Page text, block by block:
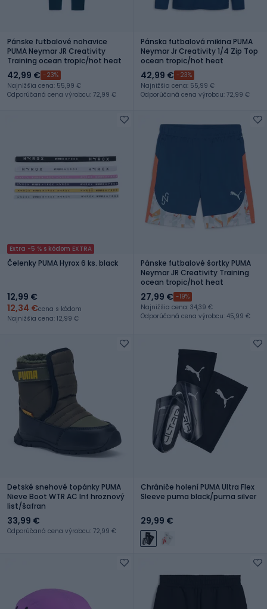
Pánske futbalové nohavice
PUMA Neymar JR Creativity
Training ocean tropic/hot heat
42,99 € -23%
Najnižšia cena: 55,99 €
Odporúčaná cena výrobcu: 72,99 €
Pánska futbalová mikina PUMA
Neymar Jr Creativity 1/4 Zip Top
ocean tropic/hot heat
42,99 € -23%
Najnižšia cena: 55,99 €
Odporúčaná cena výrobcu: 72,99 €
Extra -5 % s kódom EXTRA
Čelenky PUMA Hyrox 6 ks. black
12,99 €
12,34 €cena s kódom
Najnižšia cena: 12,99 €
Pánske futbalové šortky PUMA
Neymar JR Creativity Training
ocean tropic/hot heat
27,99 € -19%
Najnižšia cena: 34,39 €
Odporúčaná cena výrobcu: 45,99 €
Detské snehové topánky PUMA
Nieve Boot WTR AC Inf hroznový
list/šafran
33,99 €
Odporúčaná cena výrobcu: 72,99 €
Chrániče holení PUMA Ultra Flex
Sleeve puma black/puma silver
29,99 €